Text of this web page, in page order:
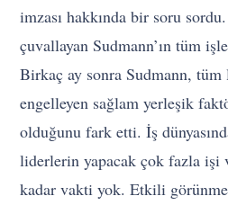
imzası hakkında bir soru
çuvallayan Sudmann’ın tüm
Birkaç ay sonra Sudmann,
engelleyen sağlam yerleşik
olduğunu fark etti. İş
liderlerin yapacak çok fazla işi
kadar vakti yok. Etkili